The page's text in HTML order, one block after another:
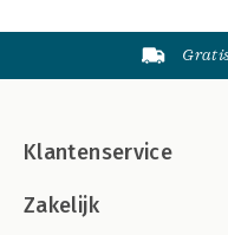
Klantenservice
Zakelijk